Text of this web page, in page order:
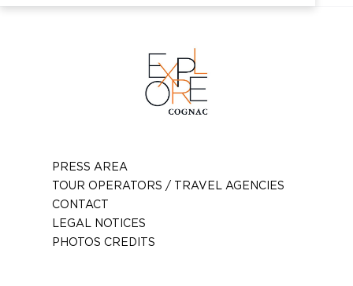
PRESS AREA
TOUR OPERATORS / TRAVEL AGENCIES
CONTACT
LEGAL NOTICES
PHOTOS CREDITS